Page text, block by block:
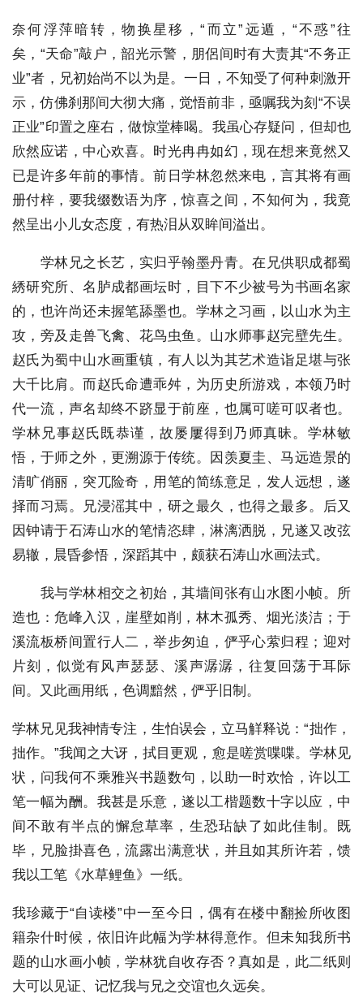
奈何浮萍暗转，物换星移，“而立”远遁，“不惑”往
矣，“天命”敲户，韶光示警，朋侶间时有大责其“不务正
业”者，兄初始尚不以为是。一日，不知受了何种刺激开
示，仿佛刹那间大彻大痛，觉悟前非，亟嘱我为刻“不误
正业”印置之座右，做惊堂棒喝。我虽心存疑问，但却也
欣然应诺，中心欢喜。时光冉冉如幻，现在想来竟然又
已是许多年前的事情。前日学林忽然来电，言其将有画
册付梓，要我缀数语为序，惊喜之间，不知何为，我竟
然呈出小儿女态度，有热泪从双眸间溢出。
学林兄之长艺，实归乎翰墨丹青。在兄供职成都蜀
綉研究所、名胪成都画坛时，目下不少被号为书画名家
的，也许尚还未握笔舔墨也。学林之习画，以山水为主
攻，旁及走兽飞禽、花鸟虫鱼。山水师事赵完壁先生。
赵氏为蜀中山水画重镇，有人以为其艺术造诣足堪与张
大千比肩。而赵氏命遭乖舛，为历史所游戏，本领乃时
代一流，声名却终不跻显于前座，也属可嗟可叹者也。
学林兄事赵氏既恭谨，故屡屢得到乃师真昧。学林敏
悟，于师之外，更溯源于传统。因羡夏圭、马远造景的
清旷俏丽，突兀险奇，用笔的简练意足，发人远想，遂
择而习焉。兄浸滛其中，研之最久，也得之最多。后又
因钟请于石涛山水的笔情恣肆，淋漓洒脱，兄遂又改弦
易辙，晨昏参悟，深蹈其中，颇获石涛山水画法式。
我与学林相交之初始，其墙间张有山水图小帧。所
造也：危峰入汉，崖壁如削，林木孤秀、烟光淡洁；于
溪流板桥间置行人二，举步匆迫，俨乎心萦归程；迎对
片刻，似觉有风声瑟瑟、溪声潺潺，往复回荡于耳际
间。又此画用纸，色调黯然，俨乎旧制。
学林兄见我神情专注，生怕误会，立马觧释说：“拙作，
拙作。”我闻之大讶，拭目更观，愈是嗟赏喋喋。学林见
状，问我何不乘雅兴书题数句，以助一时欢恰，许以工
笔一幅为酬。我甚是乐意，遂以工楷题数十字以应，中
间不敢有半点的懈怠草率，生恐玷缺了如此佳制。既
毕，兄脸掛喜色，流露出满意状，并且如其所许若，馈
我以工笔《水草鲤鱼》一纸。
我珍藏于“自读楼”中一至今日，偶有在楼中翻捡所收图
籍杂什时候，依旧许此幅为学林得意作。但未知我所书
题的山水画小帧，学林犹自收存否？真如是，此二纸则
大可以见证、记忆我与兄之交谊也久远矣。